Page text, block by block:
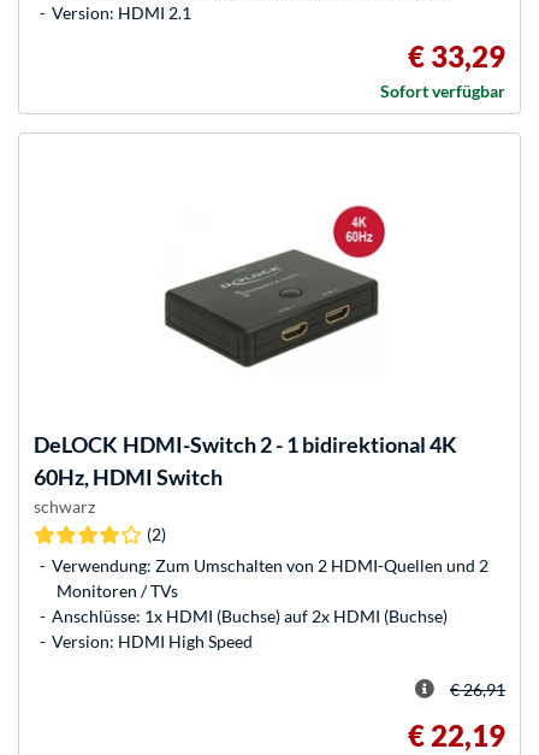
Version: HDMI 2.1
€ 33,29
Sofort verfügbar
DeLOCK HDMI-Switch 2 - 1 bidirektional 4K
60Hz, HDMI Switch
schwarz
(2)
Verwendung: Zum Umschalten von 2 HDMI-Quellen und 2
Monitoren / TVs
Anschlüsse: 1x HDMI (Buchse) auf 2x HDMI (Buchse)
Version: HDMI High Speed
€ 26,91
€ 22,19